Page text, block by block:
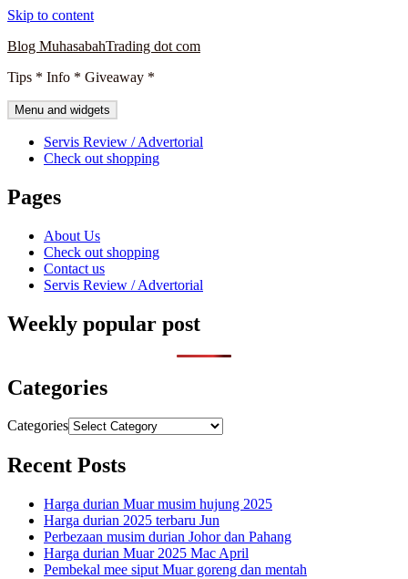
Skip to content
Blog MuhasabahTrading dot com
Tips * Info * Giveaway *
Menu and widgets
Servis Review / Advertorial
Check out shopping
Pages
About Us
Check out shopping
Contact us
Servis Review / Advertorial
Weekly popular post
Categories
Categories
Recent Posts
Harga durian Muar musim hujung 2025
Harga durian 2025 terbaru Jun
Perbezaan musim durian Johor dan Pahang
Harga durian Muar 2025 Mac April
Pembekal mee siput Muar goreng dan mentah